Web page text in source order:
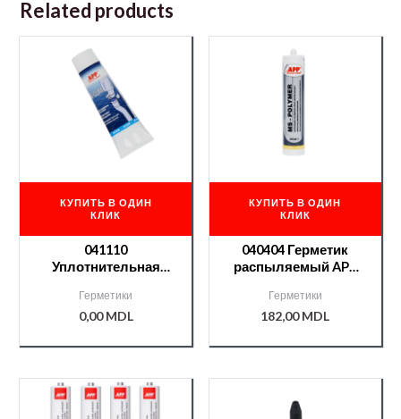
Related products
КУПИТЬ В ОДИН
КЛИК
041110
Уплотнительная
выхлопных систем
Герметики
0,00MDL
КУПИТЬ В ОДИН
КЛИК
040404 Герметик
распыляемый APP
POLIMER
Герметики
182,00MDL